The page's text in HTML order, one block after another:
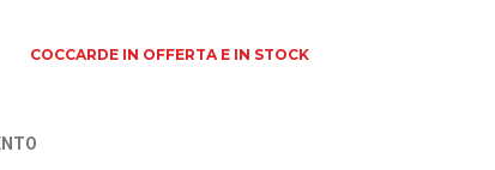
COCCARDE IN OFFERTA E IN STOCK